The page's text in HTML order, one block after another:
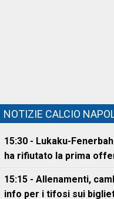
NOTIZIE CALCIO
15:30 - Lukaku-
ha rifiutato la prima
15:15 - Allenamenti,
info per i tifosi sui